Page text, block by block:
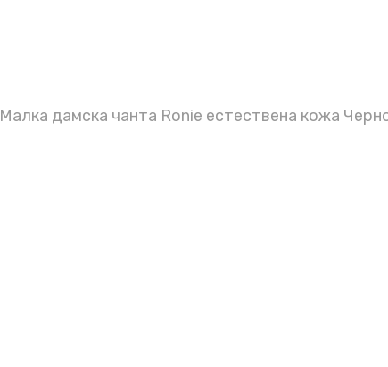
Малка дамска чанта Ronie естествена кожа